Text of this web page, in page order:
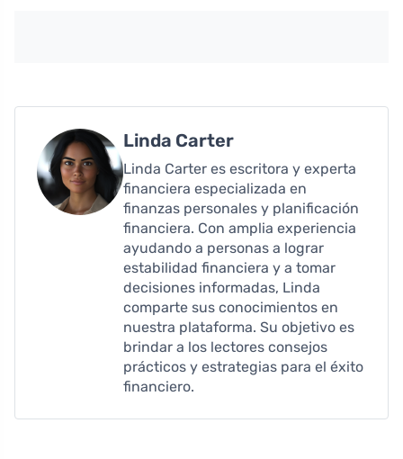
Linda Carter
Linda Carter es escritora y experta
financiera especializada en
finanzas personales y planificación
financiera. Con amplia experiencia
ayudando a personas a lograr
estabilidad financiera y a tomar
decisiones informadas, Linda
comparte sus conocimientos en
nuestra plataforma. Su objetivo es
brindar a los lectores consejos
prácticos y estrategias para el éxito
financiero.